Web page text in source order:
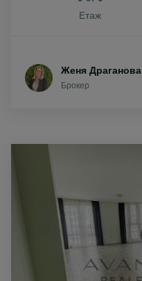
Етаж
Женя Драганова
Брокер